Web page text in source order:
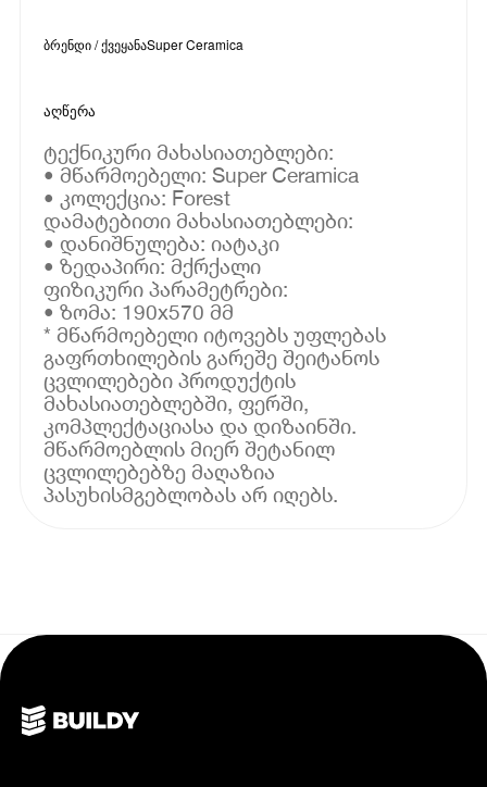
ბრენდი / ქვეყანაSuper Ceramica
აღწერა
ტექნიკური მახასიათებლები:
• მწარმოებელი: Super Ceramica
• კოლექცია: Forest
დამატებითი მახასიათებლები:
• დანიშნულება: იატაკი
• ზედაპირი: მქრქალი
ფიზიკური პარამეტრები:
• ზომა: 190x570 მმ
* მწარმოებელი იტოვებს უფლებას
გაფრთხილების გარეშე შეიტანოს
ცვლილებები პროდუქტის
მახასიათებლებში, ფერში,
კომპლექტაციასა და დიზაინში.
მწარმოებლის მიერ შეტანილ
ცვლილებებზე მაღაზია
პასუხისმგებლობას არ იღებს.